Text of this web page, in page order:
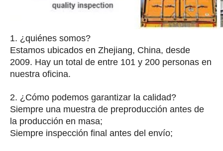
1. ¿quiénes somos?
Estamos ubicados en Zhejiang, China, desde
2009. Hay un total de entre 101 y 200 personas en
nuestra oficina.
2. ¿Cómo podemos garantizar la calidad?
Siempre una muestra de preproducción antes de
la producción en masa;
Siempre inspección final antes del envío;